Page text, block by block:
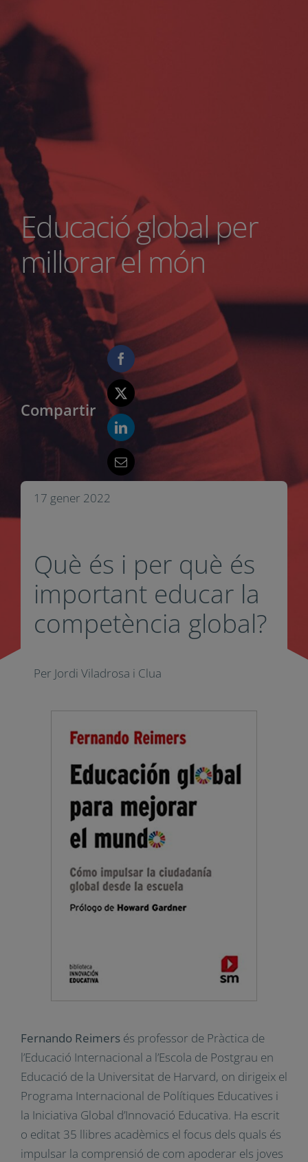
Educació global per
millorar el món
Compartir
17 gener 2022
Què és i per què és
important educar la
competència global?
Per Jordi Viladrosa i Clua
Fernando Reimers és professor de Pràctica de
l’Educació Internacional a l’Escola de Postgrau en
Educació de la Universitat de Harvard, on dirigeix el
Programa Internacional de Polítiques Educatives i
la Iniciativa Global d’Innovació Educativa. Ha escrit
o editat 35 llibres acadèmics el focus dels quals és
impulsar la comprensió de com apoderar els joves